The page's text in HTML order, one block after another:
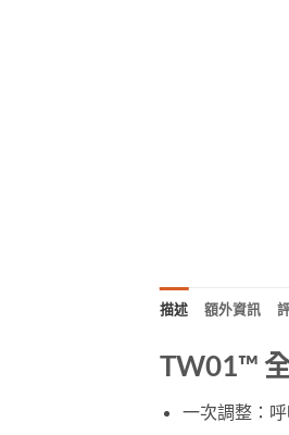
描述 額外資訊
TW01™
一次調整：